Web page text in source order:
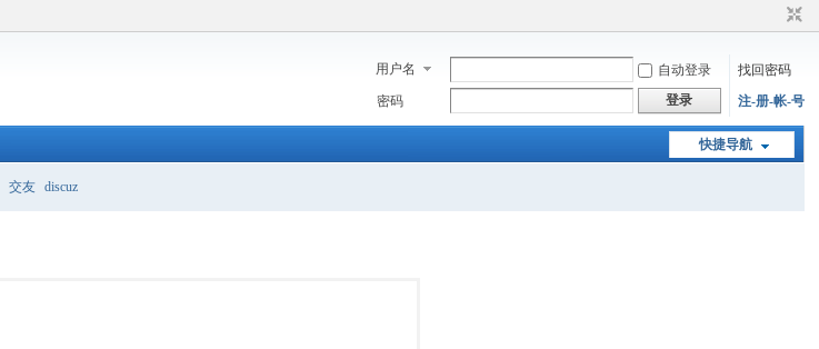
用户名 自动登录
找回密码
密码
登录 注-册-帐-号
快捷导航
交友 discuz